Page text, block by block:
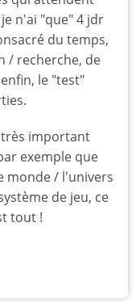
n'ai "que" 4 jdr
du temps,
/ recherche, de
le "test"
très important
exemple que
monde / l'univers
de jeu, ce
tout !